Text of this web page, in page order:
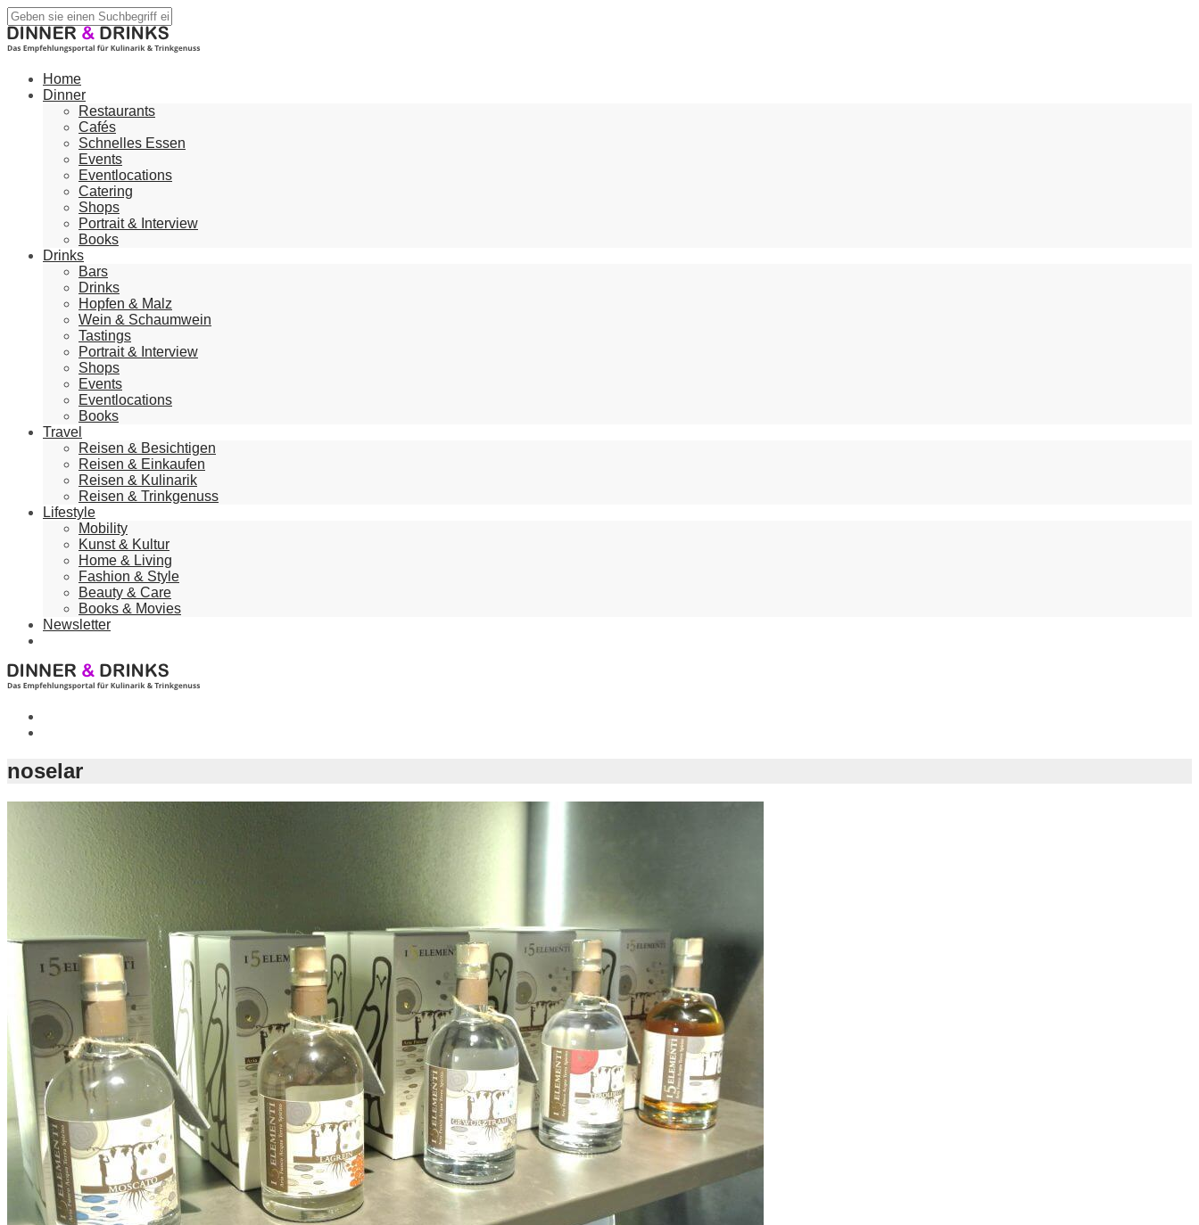
Home
Dinner
Restaurants
Cafés
Schnelles Essen
Events
Eventlocations
Catering
Shops
Portrait & Interview
Books
Drinks
Bars
Drinks
Hopfen & Malz
Wein & Schaumwein
Tastings
Portrait & Interview
Shops
Events
Eventlocations
Books
Travel
Reisen & Besichtigen
Reisen & Einkaufen
Reisen & Kulinarik
Reisen & Trinkgenuss
Lifestyle
Mobility
Kunst & Kultur
Home & Living
Fashion & Style
Beauty & Care
Books & Movies
Newsletter
noselar